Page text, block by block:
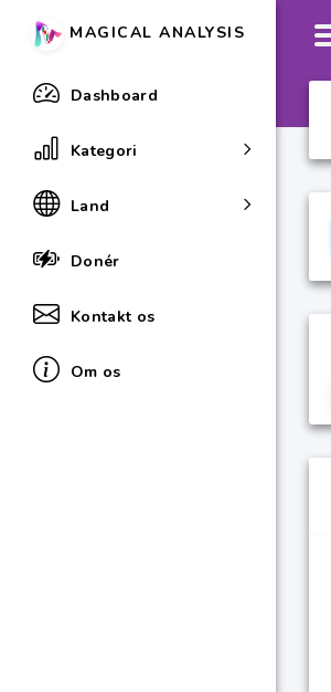
MAGICAL ANALYSIS
Dashboard
Kategori
Land
Donér
Kontakt os
Om os